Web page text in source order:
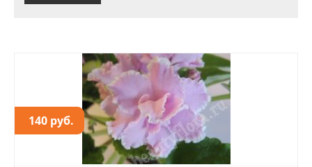
140 руб.